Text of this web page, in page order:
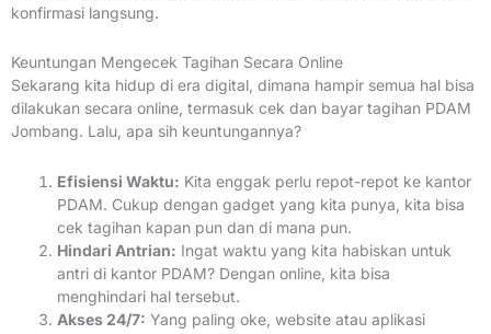
konfirmasi langsung.
Keuntungan Mengecek Tagihan Secara Online
Sekarang kita hidup di era digital, dimana hampir semua hal bisa
dilakukan secara online, termasuk cek dan bayar tagihan PDAM
Jombang. Lalu, apa sih keuntungannya?
Efisiensi Waktu: Kita enggak perlu repot-repot ke kantor
PDAM. Cukup dengan gadget yang kita punya, kita bisa
cek tagihan kapan pun dan di mana pun.
Hindari Antrian: Ingat waktu yang kita habiskan untuk
antri di kantor PDAM? Dengan online, kita bisa
menghindari hal tersebut.
Akses 24/7: Yang paling oke, website atau aplikasi